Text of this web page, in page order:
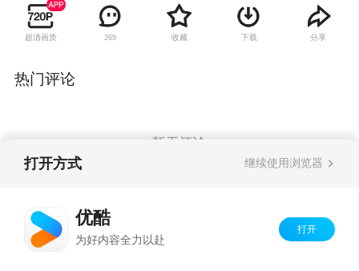
不到，选择了复读，从而引发了一系列矛盾。原
来的乖乖女，在经历了高考落榜后，成了“问
题”少年，争着整容，忙着面试，与家里人势同水
超清画质 269 收藏 下载 分享
热门评论
暂无评论
打开方式 继续使用浏览器
优酷
为好内容全力以赴
打开